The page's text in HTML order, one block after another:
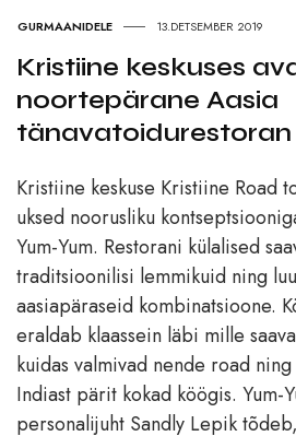
GURMAANIDELE 13.DETSEMBER 2019
Kristiine keskuses
noortepärane Aasia
tänavatoidurestoran
Kristiine keskuse Kristiine Road
uksed noorusliku
Yum-Yum. Restorani külalised
traditsioonilisi lemmikuid ning
aasiapäraseid kombinatsioone.
eraldab klaassein läbi mille
kuidas valmivad nende road
Indiast pärit kokad köögis. Yum-
personalijuht Sandly Lepik